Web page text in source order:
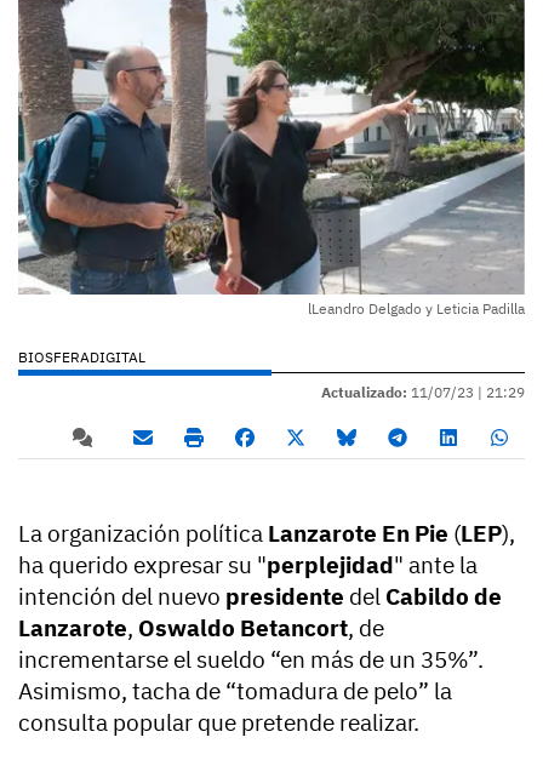
lLeandro Delgado y Leticia Padilla
BIOSFERADIGITAL
Actualizado: 11/07/23 | 21:29
La organización política Lanzarote En Pie (LEP),
ha querido expresar su "perplejidad" ante la
intención del nuevo presidente del Cabildo de
Lanzarote, Oswaldo Betancort, de
incrementarse el sueldo “en más de un 35%”.
Asimismo, tacha de “tomadura de pelo” la
consulta popular que pretende realizar.